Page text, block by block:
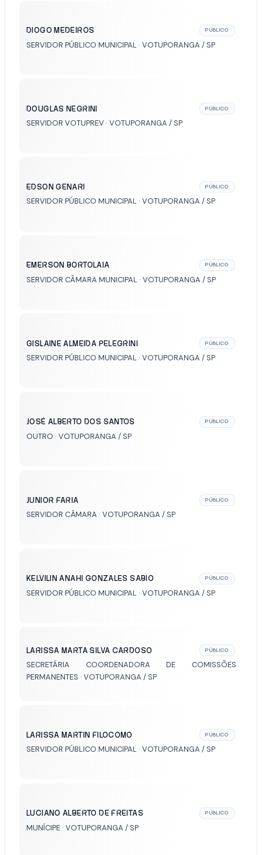
DIOGO MEDEIROS PÚBLICO
SERVIDOR PÚBLICO MUNICIPAL · VOTUPORANGA / SP
DOUGLAS NEGRINI PÚBLICO
SERVIDOR VOTUPREV · VOTUPORANGA / SP
EDSON GENARI PÚBLICO
SERVIDOR PÚBLICO MUNICIPAL · VOTUPORANGA / SP
EMERSON BORTOLAIA PÚBLICO
SERVIDOR CÃMARA MUNICIPAL · VOTUPORANGA / SP
GISLAINE ALMEIDA PELEGRINI PÚBLICO
SERVIDOR PÚBLICO MUNICIPAL · VOTUPORANGA / SP
JOSÉ ALBERTO DOS SANTOS PÚBLICO
OUTRO · VOTUPORANGA / SP
JUNIOR FARIA PÚBLICO
SERVIDOR CÂMARA · VOTUPORANGA / SP
KELVILIN ANAHI GONZALES SABIO PÚBLICO
SERVIDOR PÚBLICO MUNICIPAL · VOTUPORANGA / SP
LARISSA MARTA SILVA CARDOSO PÚBLICO
SECRETÁRIA COORDENADORA DE COMISSÕES
PERMANENTES · VOTUPORANGA / SP
LARISSA MARTIN FILOCOMO PÚBLICO
SERVIDOR PÚBLICO MUNICIPAL · VOTUPORANGA / SP
LUCIANO ALBERTO DE FREITAS PÚBLICO
MUNÍCIPE · VOTUPORANGA / SP